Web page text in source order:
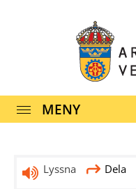
MENY
Lyssna Dela